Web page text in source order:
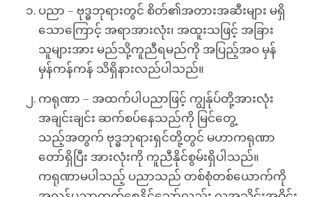
ပညာ – ဗုဒ္ဓဘုရားတွင် စိတ်၏အတားအဆီးများ မရှိ
သောကြောင့် အရာအားလုံး၊ အထူးသဖြင့် အခြား
သူများအား မည်သို့ကူညီရမည်ကို အပြည့်အဝ မှန်
မှန်ကန်ကန် သိရှိနားလည်ပါသည်။
ကရုဏာ – အထက်ပါပညာဖြင့် ကျွန်ုပ်တို့အားလုံး
အချင်းချင်း ဆက်စပ်နေသည်ကို မြင်တွေ့
သည့်အတွက် ဗုဒ္ဓဘုရားရှင်တို့တွင် မဟာကရုဏာ
တော်ရှိပြီး အားလုံးကို ကူညီနိုင်စွမ်းရှိပါသည်။
ကရုဏာမပါသည့် ပညာသည် တစ်စုံတစ်ယောက်ကို